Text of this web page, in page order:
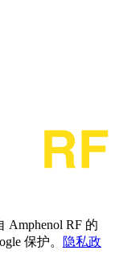
RF 的
保护。
隐私政